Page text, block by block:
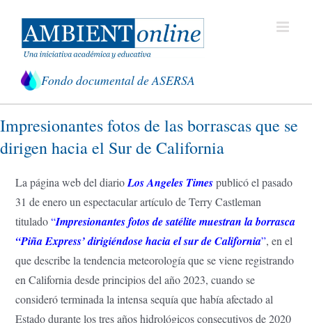
contenido
Fondo documental de ASERSA
Impresionantes fotos de las borrascas que se
dirigen hacia el Sur de California
La página web del diarioLosAngeles Timespublicó el pasado
31 de enero un espectacular artículo de Terry Castleman
titulado“Impresionantes fotos de satélite muestran la borrasca
“Piña Express’ dirigiéndose hacia el sur de California”, en el
que describe la tendencia meteorología que se viene registrando
en California desde principios del año 2023, cuando se
consideró terminada la intensa sequía que había afectado al
Estado durante los tres años hidrológicos consecutivos de 2020